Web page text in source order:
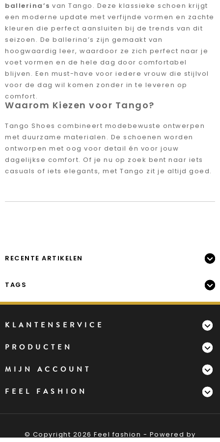
ballerina’s van Tango. Deze klassieke schoen krijgt
een moderne update met verfijnde vormen en zachte
kleuren die perfect aansluiten bij de trends van dit
seizoen. De ballerina’s zijn gemaakt van
hoogwaardig leer, waardoor ze zich perfect naar je
voet vormen en de hele dag door comfortabel
blijven. Een must-have voor iedere vrouw die stijlvol
voor de dag wil komen zonder in te leveren op
comfort.
Waarom Kiezen voor Tango?
Tango Shoes combineert modebewuste ontwerpen
met duurzame materialen. De schoenen worden
ontworpen met oog voor detail én voor jouw
dagelijkse comfort. Of je nu op zoek bent naar iets
casuals of iets elegants, met Tango zit je altijd goed.
RECENTE ARTIKELEN
TAGS
KLANTENSERVICE
PRODUCTEN
MIJN ACCOUNT
FEEL FASHION
© Copyright 2026 Feel fashion - Powered by